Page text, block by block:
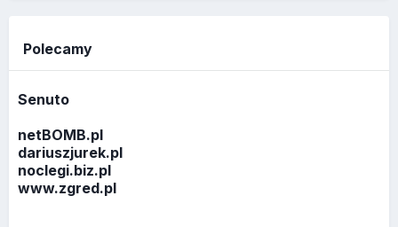
Polecamy
Senuto
netBOMB.pl
dariuszjurek.pl
noclegi.biz.pl
www.zgred.pl